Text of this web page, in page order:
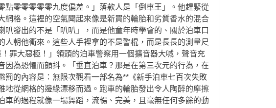
零零零零零九度偏差。」落款人是「倒車王」。他趕緊從
格。這裡的空氣聞起來像是新買的輪胎和劣質香水的混合
發出的不是「叭叭」，而是他童年時學會的、關於泊車口
朝他衝來。這些人手裡拿的不是警棍，而是長長的測量尺
罪大惡極！」領頭的泊車警察用一個擴音器大喊，聲音充
為恐懼而顫抖。「垂直泊車？那是在第三次元的行為，在
的內容是：無限次觀看一部名為**《新手泊車七百次失敗
從網格的邊緣漂移而過。跑車的輪胎發出令人陶醉的摩擦
的過程就像一場舞蹈，流暢、完美，且毫無任何多餘的動